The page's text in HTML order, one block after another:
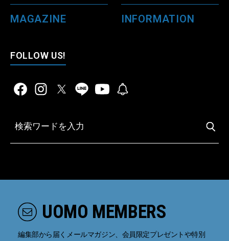
MAGAZINE INFORMATION
FOLLOW US!
UOMO MEMBERS
編集部から届くメールマガジン、会員限定プレゼントや特別